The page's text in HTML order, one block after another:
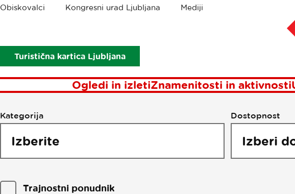
Obiskovalci Kongresni urad Ljubljana Mediji
Turistična kartica Ljubljana
Ogledi in izletiZnamenitosti in aktivnosti
Filtriraj
po
točkah
interesa
Kategorija Dostopnost
Trajnostni ponudnik